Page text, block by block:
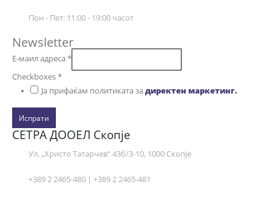
Пон - Пет: 11:00 - 19:00 часот
Newsletter
Е-маил адреса*
Checkboxes*
Ја прифаќам политиката задиректен маркетинг.
Испрати
СЕТРА ДООЕЛ Скопје
Ул. „Христо Татарчев“ 43б/3-10, 1000 Скопје
+389 2 2465-480 | +389 2 2465-481